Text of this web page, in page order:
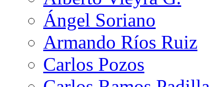
Ángel Soriano
Armando Ríos Ruiz
Carlos Pozos